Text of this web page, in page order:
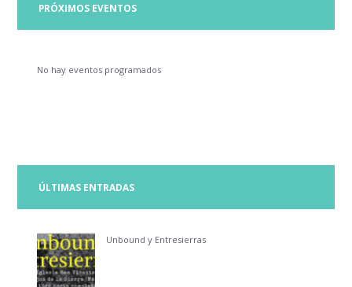
PRÓXIMOS EVENTOS
No hay eventos programados
ÚLTIMAS ENTRADAS
Unbound y Entresierras